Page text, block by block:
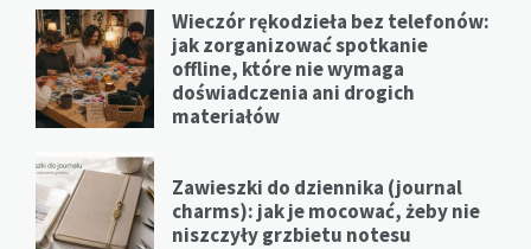
Wieczór rękodzieła bez telefonów:
jak zorganizować spotkanie
offline, które nie wymaga
doświadczenia ani drogich
materiałów
Zawieszki do dziennika (journal
charms): jak je mocować, żeby nie
niszczyły grzbietu notesu